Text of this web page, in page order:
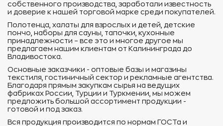
собственного производства, заработали известность
и доверие к нашей торговой марке среди покупателей.
Полотенца, халаты для взрослых и детей, детские
пончо, наборы для сауны, тапочки, кухонные
принадлежности – все это и многое другое мы
предлагаем нашим клиентам от Калининграда до
Владивостока.
Основные заказчики - оптовые базы и магазины
текстиля, гостиничный сектор и рекламные агентства.
Благодаря прямым закупкам сырья на ведущих
фабриках России, Турции и Туркмении, мы можем
предложить большой ассортимент продукции -
готовой и под заказ.
Вся продукция производится по нормам ГОСТа и